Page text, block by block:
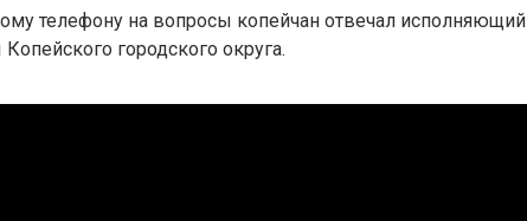
телефону на вопросы копейчан отвечал исполняющий
городского округа.